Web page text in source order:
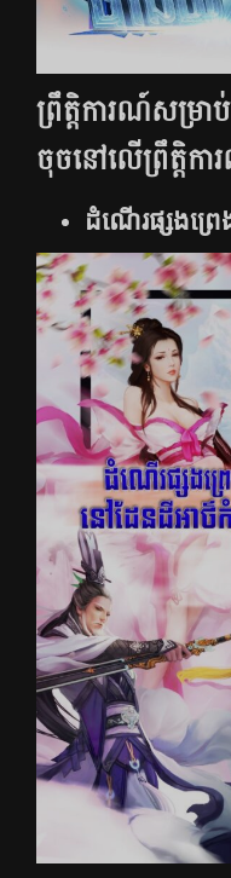
ព្រឹត្តិការណ៍សម្រា
ចុចនៅលើព្រឹត្តិក
ដំណើរផ្សងព្រ